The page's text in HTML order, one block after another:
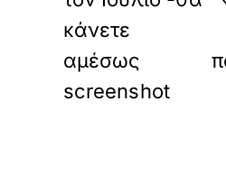
κάνετε
αμέσως
screenshot